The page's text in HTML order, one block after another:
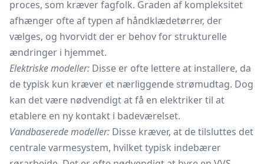
proces, som kræver fagfolk. Graden af kompleksitet
afhænger ofte af typen af håndklædetørrer, der
vælges, og hvorvidt der er behov for strukturelle
ændringer i hjemmet.
Elektriske modeller: Disse er ofte lettere at installere, da
de typisk kun kræver et nærliggende strømudtag. Dog
kan det være nødvendigt at få en elektriker til at
etablere en ny kontakt i badeværelset.
Vandbaserede modeller: Disse kræver, at de tilsluttes det
centrale varmesystem, hvilket typisk indebærer